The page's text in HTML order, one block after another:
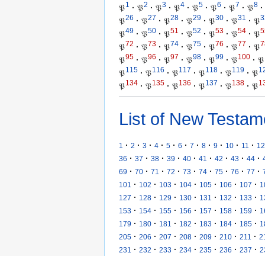
𝔓1 · 𝔓2 · 𝔓3 · 𝔓4 · 𝔓5 · 𝔓6 · 𝔓7 · 𝔓8 ·
𝔓26 · 𝔓27 · 𝔓28 · 𝔓29 · 𝔓30 · 𝔓31 · 𝔓
𝔓49 · 𝔓50 · 𝔓51 · 𝔓52 · 𝔓53 · 𝔓54 · 𝔓
𝔓72 · 𝔓73 · 𝔓74 · 𝔓75 · 𝔓76 · 𝔓77 · 𝔓
𝔓95 · 𝔓96 · 𝔓97 · 𝔓98 · 𝔓99 · 𝔓100 · 𝔓
𝔓115 · 𝔓116 · 𝔓117 · 𝔓118 · 𝔓119 · 𝔓
𝔓134 · 𝔓135 · 𝔓136 · 𝔓137 · 𝔓138 · 𝔓
List of New
1 · 2 · 3 · 4 · 5 · 6 · 7 · 8 · 9 · 10 · 11 · 12
36 · 37 · 38 · 39 · 40 · 41 · 42 · 43 · 44 ·
69 · 70 · 71 · 72 · 73 · 74 · 75 · 76 · 77 ·
101
· 102 · 103 · 104 · 105 · 106 · 107 ·
127 · 128 · 129 · 130 · 131 · 132 · 133 ·
153 · 154 · 155 · 156 · 157 · 158 · 159 ·
179 · 180 · 181 · 182 · 183 · 184 · 185 ·
205 · 206 · 207 · 208 · 209 · 210 · 211 ·
231
· 232 · 233 · 234 · 235 · 236 · 237 ·